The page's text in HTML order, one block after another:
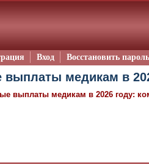
Вход Восстановить пароль
медикам в
выплаты медикам в 2026 году: